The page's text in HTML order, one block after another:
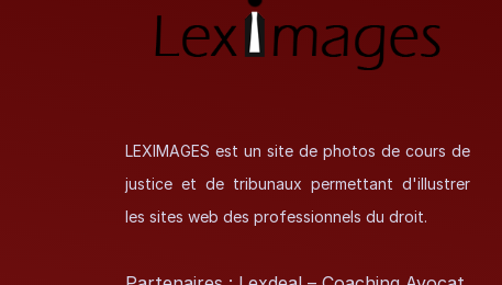
LEXIMAGES est un site de photos de cours de
justice et de tribunaux permettant d'illustrer
les sites web des professionnels du droit.